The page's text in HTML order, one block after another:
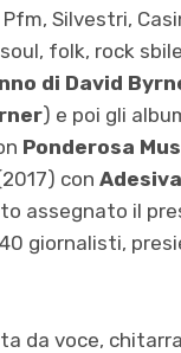
Silvestri,
folk, rock
di David
) e poi gli
Ponderosa
con
assegnato il
giornalisti,
da voce,